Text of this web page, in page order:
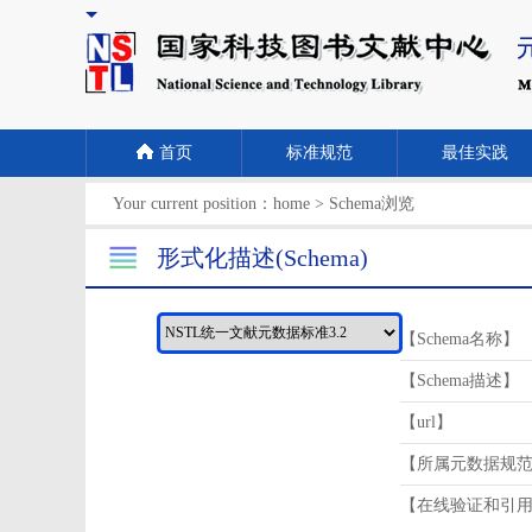
首页 标准规范 最佳实践
Your current position： home > Schema浏览
形式化描述(Schema)
【Schema名称】
【Schema描述】
【url】
【所属元数据规
【在线验证和引